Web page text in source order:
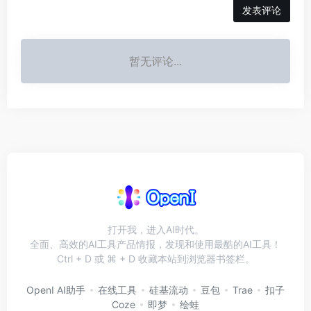
发表评论
暂无评论...
打开我，进入AI时代。
全面、高效的AI工具产品情报，发现和使用最酷的AI工具！
Ctrl + D 或 ⌘ + D 收藏本站到浏览器书签栏。
OpenI AI助手 在线工具 硅基流动 豆包 Trae
扣子
Coze
即梦 绘蛙